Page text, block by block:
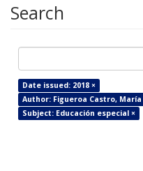
Search
Date issued: 2018 ×
Author: Figueroa Castro, María
Subject: Educación especial ×